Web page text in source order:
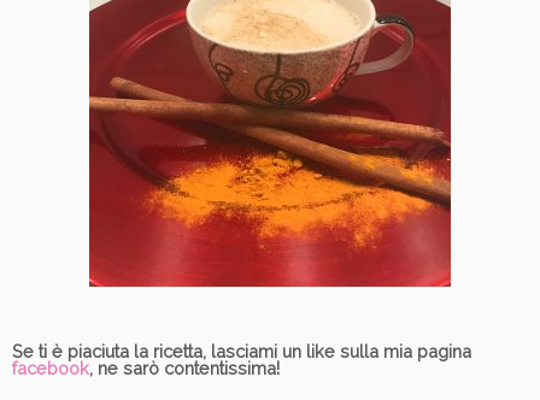
Se ti è piaciuta la ricetta, lasciami un like sulla mia pagina
facebook, ne sarò contentissima!